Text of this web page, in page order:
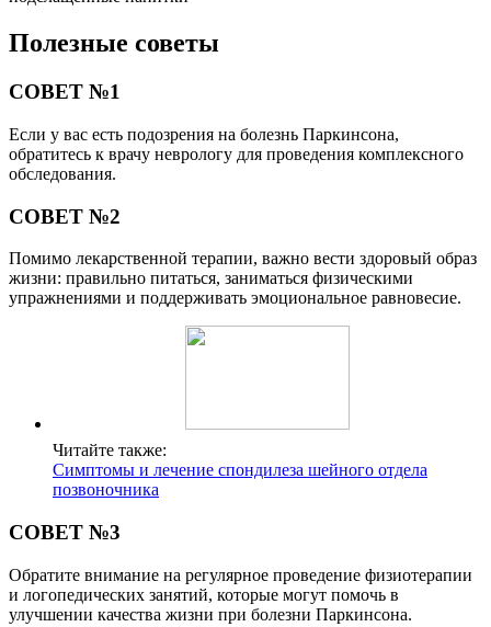
Полезные советы
СОВЕТ №1
Если у вас есть подозрения на болезнь Паркинсона,
обратитесь к врачу неврологу для проведения комплексного
обследования.
СОВЕТ №2
Помимо лекарственной терапии, важно вести здоровый образ
жизни: правильно питаться, заниматься физическими
упражнениями и поддерживать эмоциональное равновесие.
Читайте также:
Симптомы и лечение спондилеза шейного отдела
позвоночника
СОВЕТ №3
Обратите внимание на регулярное проведение физиотерапии
и логопедических занятий, которые могут помочь в
улучшении качества жизни при болезни Паркинсона.